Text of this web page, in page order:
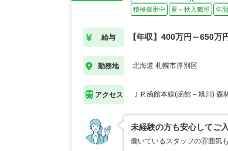
積極採用中
夏～秋入職可 年
給与 【年収】400万円～650万
勤務地 北海道 札幌市厚別区
アクセス ＪＲ函館本線(函館－旭川) 森
未経験の方も安心してご
働いているスタッフの雰囲気